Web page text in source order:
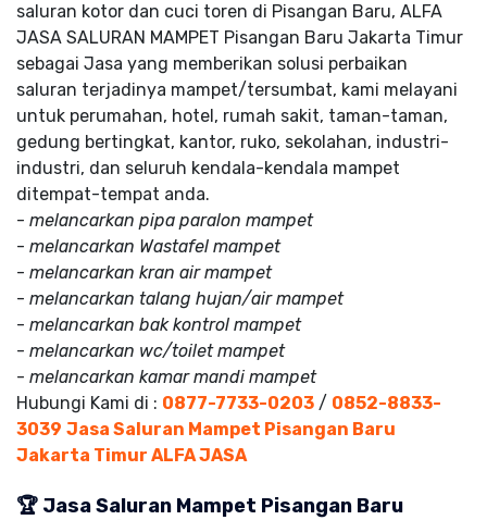
saluran kotor dan cuci toren di Pisangan Baru, ALFA
JASA SALURAN MAMPET Pisangan Baru Jakarta Timur
sebagai Jasa yang memberikan solusi perbaikan
saluran terjadinya mampet/tersumbat, kami melayani
untuk perumahan, hotel, rumah sakit, taman-taman,
gedung bertingkat, kantor, ruko, sekolahan, industri-
industri, dan seluruh kendala-kendala mampet
ditempat-tempat anda.
- melancarkan pipa paralon mampet
- melancarkan Wastafel mampet
- melancarkan kran air mampet
- melancarkan talang hujan/air mampet
- melancarkan bak kontrol mampet
- melancarkan wc/toilet mampet
- melancarkan kamar mandi mampet
Hubungi Kami di : 0877-7733-0203 / 0852-8833-
3039 Jasa Saluran Mampet Pisangan Baru
Jakarta Timur ALFA JASA
🏆 Jasa Saluran Mampet Pisangan Baru